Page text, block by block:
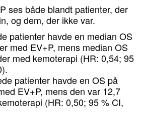
ses både blandt patienter, der
og dem, der ikke var.
patienter havde en median OS
med EV+P, mens median OS
med kemoterapi (HR: 0,54; 95
patienter havde en OS på
EV+P, mens den var 12,7
(HR: 0,50; 95 % CI,